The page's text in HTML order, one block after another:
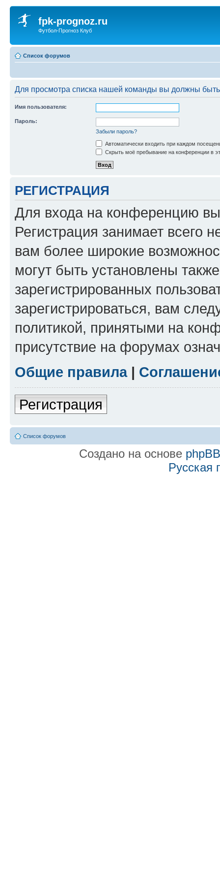
fpk-prognoz.ru
Футбол-Прогноз Клуб
Список форумов
Для просмотра списка нашей команды вы должны
Имя пользователя:
Пароль:
Забыли пароль?
Автоматически входить при каждом
Скрыть моё пребывание на конференции в
РЕГИСТРАЦИЯ
Для входа на конференцию
Регистрация занимает всего
вам более широкие
могут быть установлены
зарегистрированных
зарегистрироваться, вам
политикой, принятыми на
присутствие на форумах
Общие правила|
Регистрация
Список форумов
Создано на основе phpBB
Русская